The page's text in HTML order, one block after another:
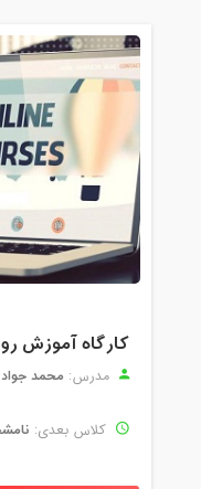
مدرس: محمد
کلاس بعدی: